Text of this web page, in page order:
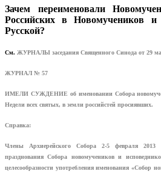
Зачем переименовали
Российских в Новомучеников
Русской?
См. ЖУРНАЛЫ заседания Священного Синода от 29
ЖУРНАЛ № 57
ИМЕЛИ СУЖДЕНИЕ об именовании Собора
Недели всех святых, в земли российстей просиявших.
Справка:
Члены Архиерейского Собора 2-5 февраля 2013
празднования Собора новомучеников и
целесообразности употребления именования «Собор